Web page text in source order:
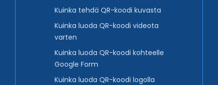
Kuinka tehdä QR-koodi kuvasta
Kuinka luoda QR-koodi videota
varten
Kuinka luoda QR-koodi kohteelle
Google Form
Kuinka luoda QR-koodi logolla